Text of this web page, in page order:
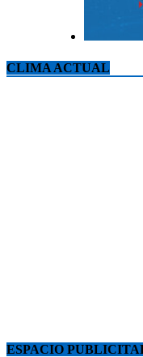
CLIMA ACTUAL
ESPACIO